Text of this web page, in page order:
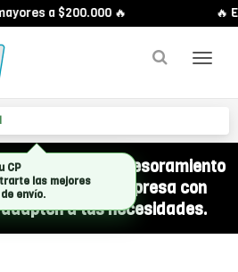
a $200.000 🔥 🔥
y recibí asesoramiento
equipar a tu empresa con
a tus necesidades.
CP
las mejores
envío.